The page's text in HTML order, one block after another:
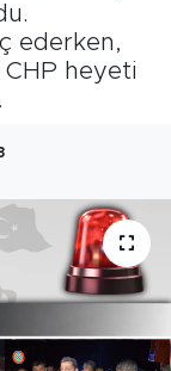
ederken,
CHP heyeti